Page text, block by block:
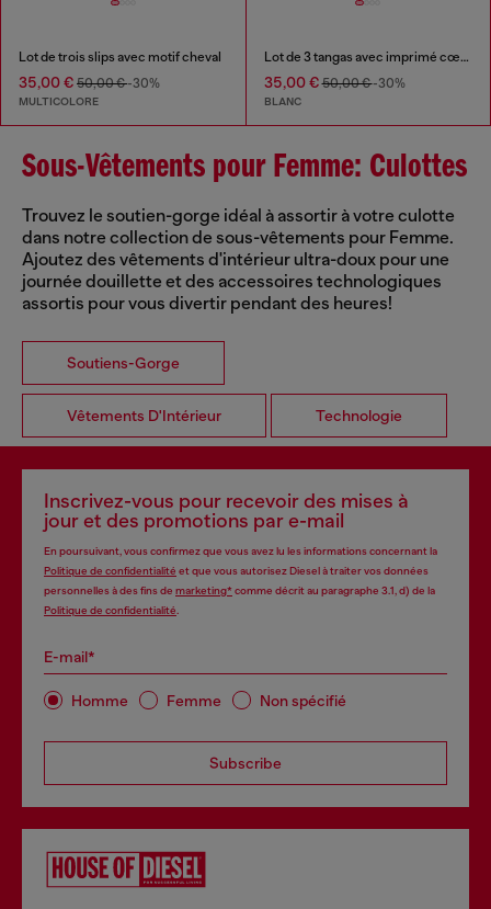
Lot de trois slips avec motif cheval
35,00 € 50,00 €-30%
MULTICOLORE
Lot de 3 tangas avec imprimé cœur-cerise
35,00 €50,00 €-30%
BLANC
Sous-Vêtements pour Femme: Culottes
Trouvez le soutien-gorge idéal à assortir à votre culotte
dans notre collection de sous-vêtements pour Femme.
Ajoutez des vêtements d'intérieur ultra-doux pour une
journée douillette et des accessoires technologiques
assortis pour vous divertir pendant des heures!
Soutiens-Gorge
Vêtements D'Intérieur Technologie
Inscrivez-vous pour recevoir des mises à
jour et des promotions par e-mail
En poursuivant, vous confirmez que vous avez lu les informations concernant la
Politique de confidentialité et que vous autorisez Diesel à traiter vos données
personnelles à des fins de marketing*comme décrit au paragraphe 3.1, d) de la
Politique de confidentialité.
E-mail*
Homme Femme Non spécifié
Subscribe